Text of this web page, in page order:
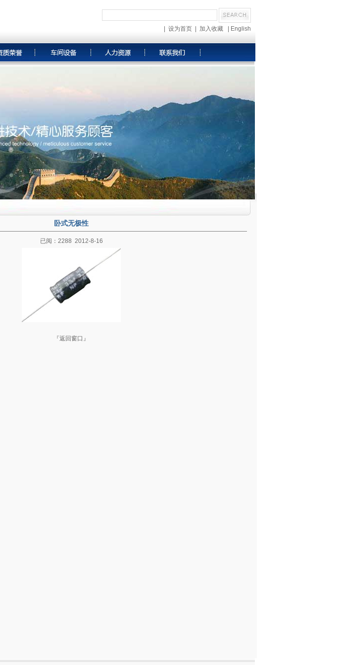
设为首页 加入收藏 English
卧式无极性
已阅：2288 2012-8-16
『返回窗口 』